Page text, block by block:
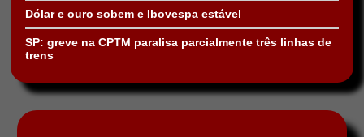
Dólar e ouro sobem e Ibovespa estável
SP: greve na CPTM paralisa parcialmente três linhas de
trens